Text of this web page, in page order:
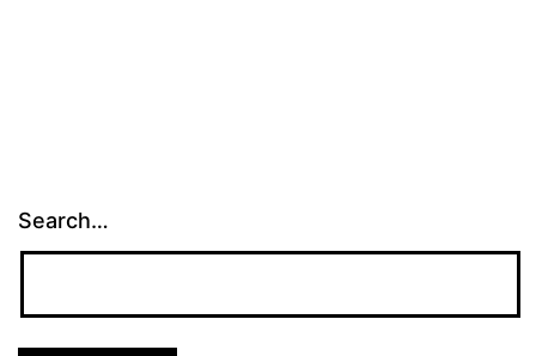
Search…